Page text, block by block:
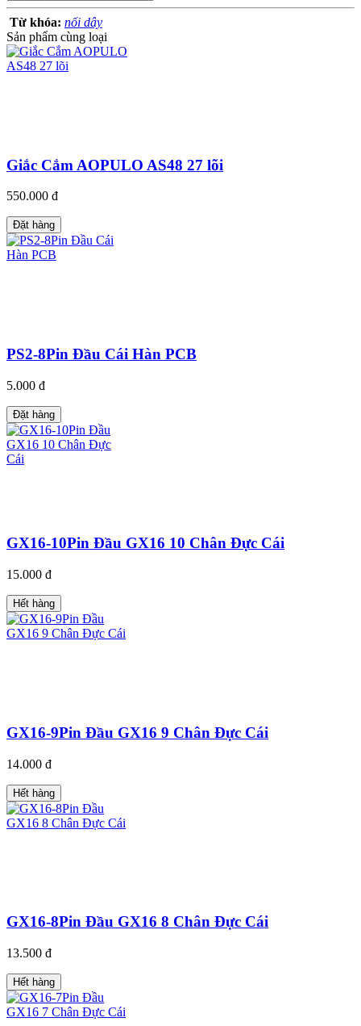
Từ khóa: nối dây
Sản phẩm cùng loại
Giắc Cắm AOPULO AS48 27 lõi
550.000 đ
Đặt hàng
PS2-8Pin Đầu Cái Hàn PCB
5.000 đ
Đặt hàng
GX16-10Pin Đầu GX16 10 Chân Đực Cái
15.000 đ
Hết hàng
GX16-9Pin Đầu GX16 9 Chân Đực Cái
14.000 đ
Hết hàng
GX16-8Pin Đầu GX16 8 Chân Đực Cái
13.500 đ
Hết hàng